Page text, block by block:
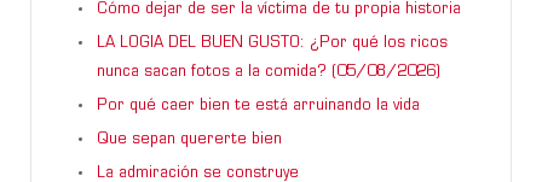
Cómo dejar de ser la víctima de tu propia historia
LA LOGIA DEL BUEN GUSTO: ¿Por qué los ricos
nunca sacan fotos a la comida? (05/08/2026)
Por qué caer bien te está arruinando la vida
Que sepan quererte bien
La admiración se construye